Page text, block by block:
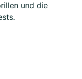
und die